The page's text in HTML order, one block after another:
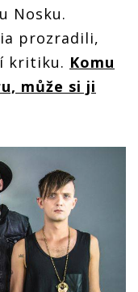
Nosku.
prozradili,
kritiku. Komu
může si ji